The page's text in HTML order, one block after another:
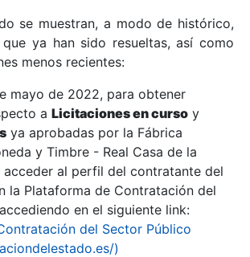
se muestran, a modo de histórico,
ya han sido resueltas, así como
menos recientes:
mayo de 2022, para obtener
a Licitaciones en curso y
ya aprobadas por la Fábrica
y Timbre - Real Casa de la
acceder al perfil del contratante del
la Plataforma de Contratación del
en el siguiente link:
del Sector Público
)